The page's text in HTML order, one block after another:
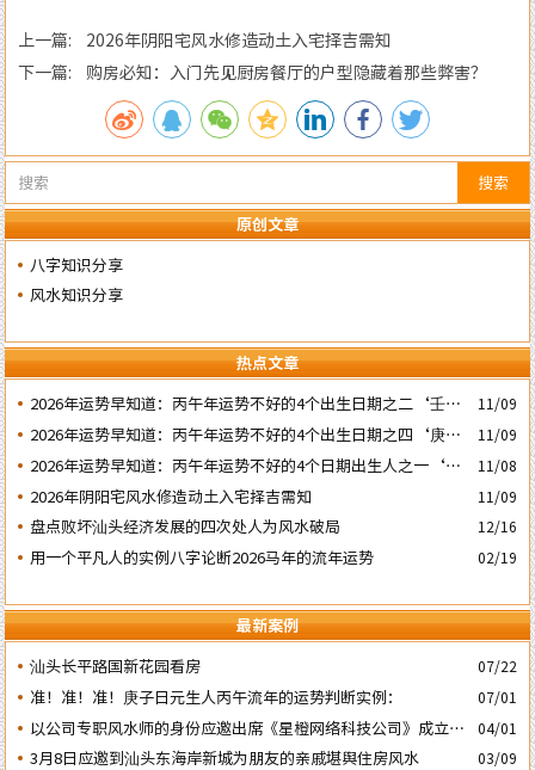
搜索
原创文章
八字知识分享
风水知识分享
热点文章
2026年运势早知道：丙午年运势不好的4个出生日期之二‘壬子’
日
11/09
2026年运势早知道：丙午年运势不好的4个出生日期之四‘庚子’
日
11/09
2026年运势早知道：丙午年运势不好的4个日期出生人之一‘戊
子’ 日
11/08
2026年阴阳宅风水修造动土入宅择吉需知 11/09
盘点败坏汕头经济发展的四次处人为风水破局 12/16
用一个平凡人的实例八字论断2026马年的流年运势 02/19
最新案例
汕头长平路国新花园看房
07/22
准！准！准！庚子日元生人丙午流年的运势判断实例： 07/01
以公司专职风水师的身份应邀出席《星橙网络科技公司》成立5
周年庆典
04/01
3月8日应邀到汕头东海岸新城为朋友的亲戚堪舆住房风水 03/09
上一篇: 2026年阴阳宅风水修造动土入宅择吉需知
下一篇: 购房必知：入门先见厨房餐厅的户型隐藏着那些弊害？